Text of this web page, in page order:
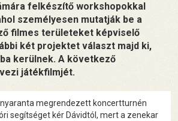
felkészítő workshopokkal
személyesen mutatják be a
filmes területeket képviselő
két projektet választ majd ki,
kerülnek. A következő
játékfilmjét.
megrendezett koncertturnén
segítséget kér Dávidtól, mert a zenekar